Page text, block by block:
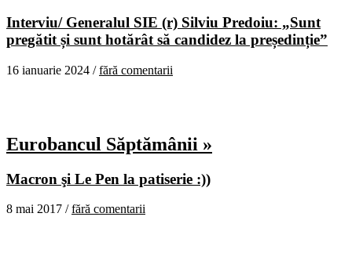
Interviu/ Generalul SIE (r) Silviu Predoiu: „Sunt
pregătit și sunt hotărât să candidez la președinție”
16 ianuarie 2024 /fără comentarii
Eurobancul Săptămânii »
Macron şi Le Pen la patiserie :))
8 mai 2017 /fără comentarii